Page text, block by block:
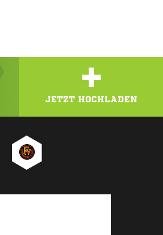
+
JETZT HOCHLADEN